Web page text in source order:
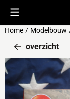
Cookievoorkeuren
Home / Modelbouw
overzicht